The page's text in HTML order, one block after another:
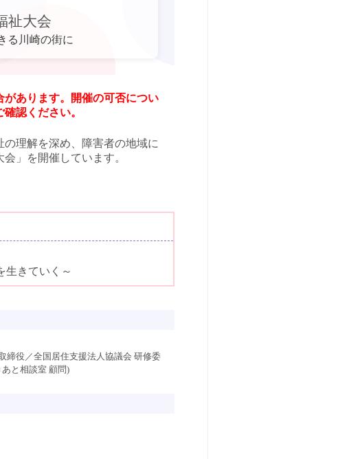
祉大会
る川崎の街に
あります。開催の可否につい
確認ください。
理解を深め、障害者の地域に
」を開催しています。
生きていく～
締役／全国居住支援法人協議会 研修委
と相談室 顧問)